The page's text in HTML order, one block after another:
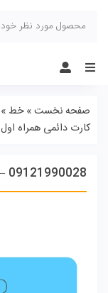
Menu
صفحه نخست»خط »
کارت دائمی همراه اول
09121990028 – سیم کارت دائمی همراه اول